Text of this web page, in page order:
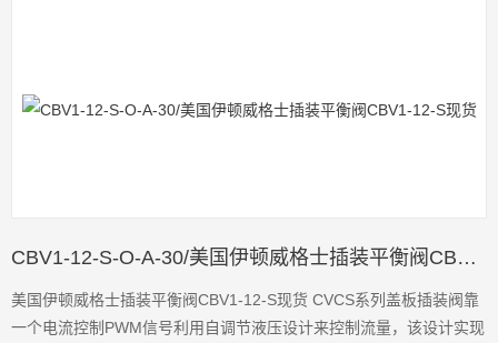
CBV1-12-S-O-A-30/美国伊顿威格士插装平衡阀CBV1-12-S现货
美国伊顿威格士插装平衡阀CBV1-12-S现货 CVCS系列盖板插装阀靠
一个电流控制PWM信号利用自调节液压设计来控制流量，该设计实现